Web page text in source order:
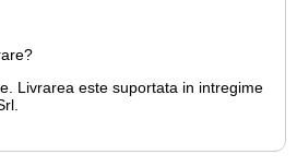
Livrarea este suportata in intregime